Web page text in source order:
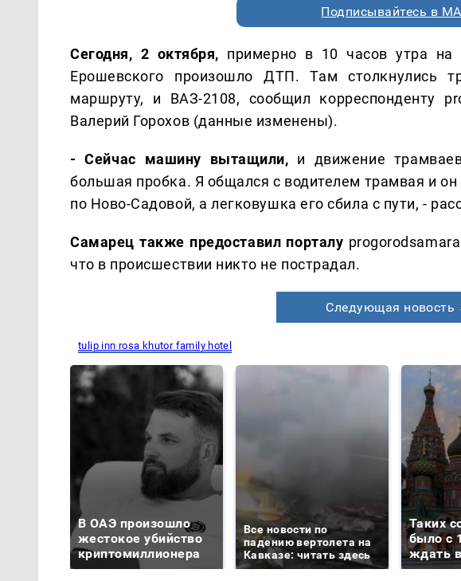
Подписывайтесь в
Сегодня, 2 октября, примерно в 10 часов утра на
Ерошевского произошло ДТП. Там столкнулись
маршруту, и ВАЗ-2108, сообщил корреспонденту
Валерий Горохов (данные изменены).
- Сейчас машину вытащили, и движение
большая пробка. Я общался с водителем трамвая и он
по Ново-Садовой, а легковушка его сбила с пути, -
Самарец также предоставил порталу
что в происшествии никто не пострадал.
Следующая новость
tulip inn rosa khutor family hotel
В ОАЭ произошло
жестокое убийство
криптомиллионера
Все новости по
падению вертолета на
Кавказе: читать здесь
Таких
было с
ждать